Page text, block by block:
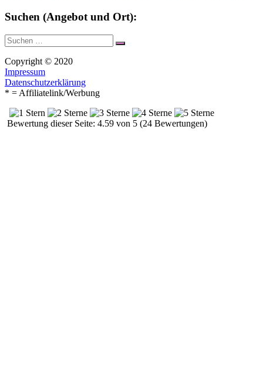
Suchen (Angebot und Ort):
Suche
nach:
Suchen
Copyright © 2020
Impressum
Datenschutzerklärung
* = Affiliatelink/Werbung
Bewertung dieser Seite: 4.59 von 5 (24 Bewertungen)